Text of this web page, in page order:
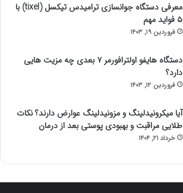
معرفی دستگاه جوانسازی ترامیدس تیکسل (tixel) با
۵ فواید مهم
فروردین ۱۹, ۱۴۰۳
دستگاه هایفو اولترافورمر ۷ بعدی چه مزیت هایی
دارد؟
فروردین ۱۲, ۱۴۰۳
آیا میکرونیدلینگ و مزونیدلینگ عوارض دارند؟ نکات
طلایی مراقبت و بهبودی پوستی بعد از درمان
خرداد ۲۱, ۱۴۰۴